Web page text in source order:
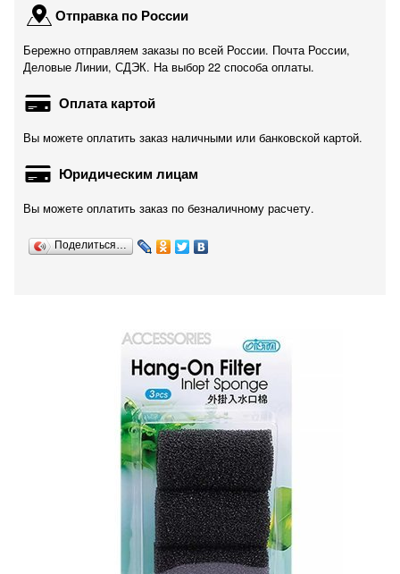
Отправка по России
Бережно отправляем заказы по всей России. Почта России,
Деловые Линии, СДЭК. На выбор 22 способа оплаты.
Оплата картой
Вы можете оплатить заказ наличными или банковской картой.
Юридическим лицам
Вы можете оплатить заказ по безналичному расчету.
Поделиться…